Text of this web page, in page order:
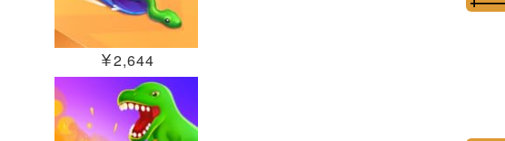
￥2,644